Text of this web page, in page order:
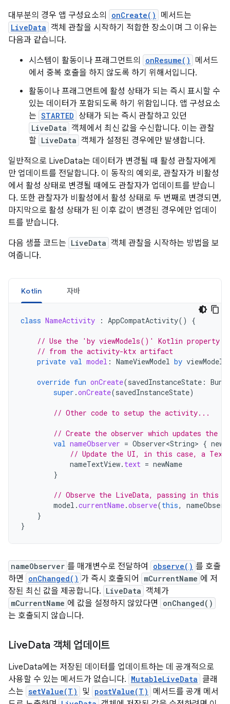
대부분의 경우 앱 구성요소의 onCreate() 메서드는
LiveData 객체 관찰을 시작하기 적합한 장소이며 그 이유는
다음과 같습니다.
시스템이 활동이나 프래그먼트의
onResume()
메서드
에서 중복 호출을 하지 않도록 하기 위해서입니다.
활동이나 프래그먼트에 활성 상태가 되는 즉시 표시할 수
있는 데이터가 포함되도록 하기 위함입니다. 앱 구성요소
는 STARTED 상태가 되는 즉시 관찰하고 있던
LiveData 객체에서 최신 값을 수신합니다. 이는 관찰
할 LiveData 객체가 설정된 경우에만 발생합니다.
일반적으로 LiveData는 데이터가 변경될 때 활성 관찰자에게
만 업데이트를 전달합니다. 이 동작의 예외로, 관찰자가 비활성
에서 활성 상태로 변경될 때에도 관찰자가 업데이트를 받습니
다. 또한 관찰자가 비활성에서 활성 상태로 두 번째로 변경되면,
마지막으로 활성 상태가 된 이후 값이 변경된 경우에만 업데이
트를 받습니다.
다음 샘플 코드는 LiveData 객체 관찰을 시작하는 방법을 보
여줍니다.
Kotlin 자바
class NameActivity : AppCompatActivity() {
// Use the 'by viewModels()' Kotlin property
// from the activity-ktx artifact
private val model : NameViewModel by viewModels
override fun onCreate(savedInstanceState :
super .onCreate(savedInstanceState)
// Other code to setup the activity...
// Create the observer which updates the
val nameObserver = Observer<String> {
// Update the UI, in this case, a
nameTextView. text = newName
}
// Observe the LiveData, passing in this
model .currentName.observe(this,
}
}
nameObserver 를 매개변수로 전달하여 observe() 를 호출
하면
onChanged() 가 즉시 호출되어 mCurrentName 에 저
장된 최신 값을 제공합니다. LiveData 객체가
mCurrentName 에 값을 설정하지 않았다면 onChanged()
는 호출되지 않습니다.
LiveData 객체 업데이트
LiveData에는 저장된 데이터를 업데이트하는 데 공개적으로
사용할 수 있는 메서드가 없습니다. MutableLiveData 클래
스는 setValue(T) 및 postValue(T)
메서드를 공개 메서